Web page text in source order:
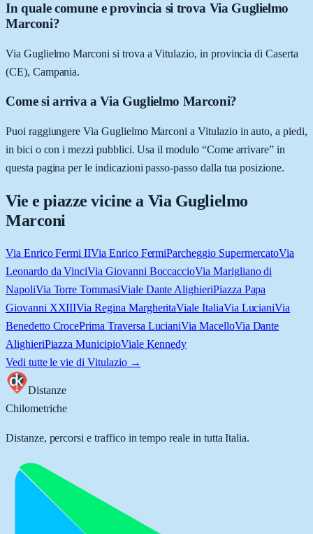
In quale comune e provincia si trova Via Guglielmo
Marconi?
Via Guglielmo Marconi si trova a Vitulazio, in provincia di Caserta
(CE), Campania.
Come si arriva a Via Guglielmo Marconi?
Puoi raggiungere Via Guglielmo Marconi a Vitulazio in auto, a piedi,
in bici o con i mezzi pubblici. Usa il modulo “Come arrivare” in
questa pagina per le indicazioni passo-passo dalla tua posizione.
Vie e piazze vicine a Via Guglielmo
Marconi
Via Enrico Fermi IIVia Enrico FermiParcheggio SupermercatoVia
Leonardo da VinciVia Giovanni BoccaccioVia Marigliano di
NapoliVia Torre TommasiViale Dante AlighieriPiazza Papa
Giovanni XXIIIVia Regina MargheritaViale ItaliaVia LucianiVia
Benedetto CrocePrima Traversa LucianiVia MacelloVia Dante
AlighieriPiazza MunicipioViale Kennedy
Vedi tutte le vie di Vitulazio→
Distanze
Chilometriche
Distanze, percorsi e traffico in tempo reale in tutta Italia.